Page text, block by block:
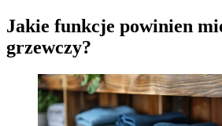
Jakie funkcje powinien
grzewczy?